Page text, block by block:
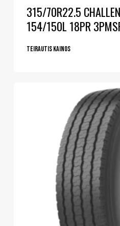
315/70R22.5
154/150L 18PR
Teirautis kainos